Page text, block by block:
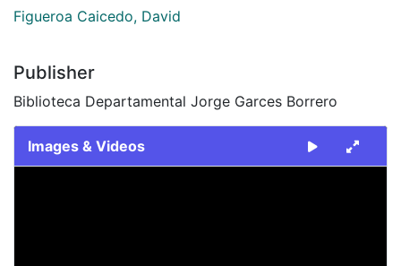
Figueroa Caicedo, David
Publisher
Biblioteca Departamental Jorge Garces Borrero
Images & Videos